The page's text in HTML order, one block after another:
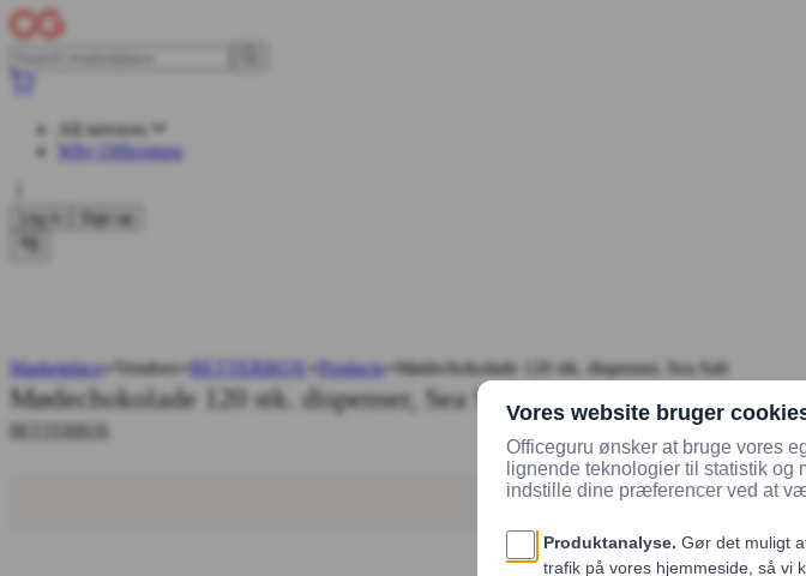
All services
Why Officeguru
Log in Sign up
Marketplace Vendors BETTERBOX Products Mødechokolade 120 stk. dispenser, Sea Salt
Mødechokolade 120 stk. dispenser, Sea Salt